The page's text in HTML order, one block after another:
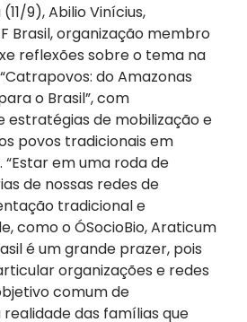
9), Abilio Vinícius,
Brasil, organização membro
reflexões sobre o tema na
do Amazonas
o Brasil”, com
estratégias de mobilização e
povos tradicionais em
em uma roda de
de nossas redes de
tradicional e
como o ÓSocioBio, Araticum
é um grande prazer, pois
organizações e redes
comum de
das famílias que